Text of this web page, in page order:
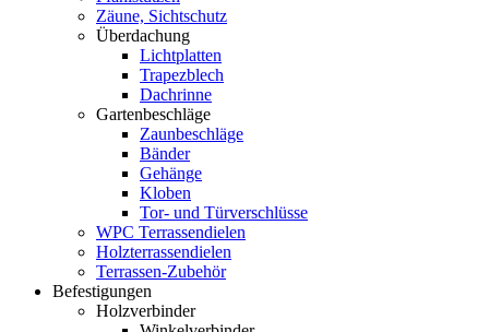
Zäune, Sichtschutz
Überdachung
Lichtplatten
Trapezblech
Dachrinne
Gartenbeschläge
Zaunbeschläge
Bänder
Gehänge
Kloben
Tor- und Türverschlüsse
WPC Terrassendielen
Holzterrassendielen
Terrassen-Zubehör
Befestigungen
Holzverbinder